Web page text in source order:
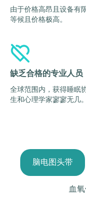
由于价格高昂且设备有
等候且价格极高。
缺乏合格的专业人员
全球范围内，获得睡眠
生和心理学家寥寥无几。
脑电图头带
血